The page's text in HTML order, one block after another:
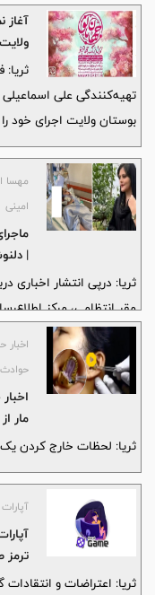
آغاز
ولایت
بوستان ولایت اجرای خود
مهسا
امینی
|
چه
ثریا: درپی انتشار اخباری
مقر انتظامی، مرکز
خصوص ارائه کرد.
اخبار
مار
ثریا: لحظات خارج کردن
ترمز
ثریا: اعتراضات و